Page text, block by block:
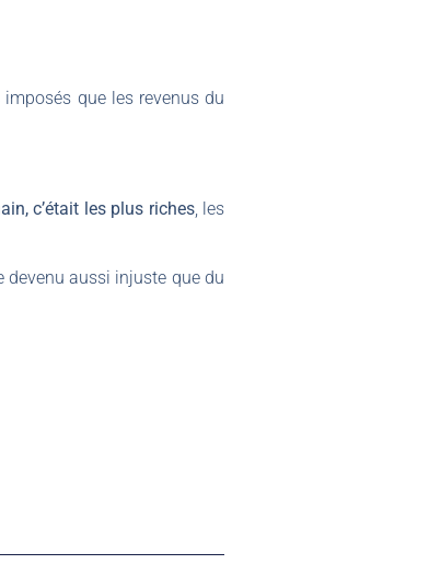
que les revenus du
c’était les plus riches, les
devenu aussi injuste que du